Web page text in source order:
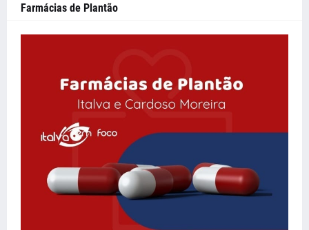
Farmácias de Plantão